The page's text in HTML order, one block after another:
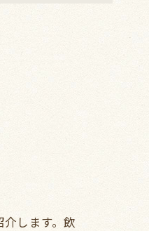
します。飲